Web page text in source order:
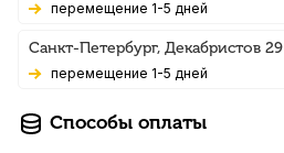
Перемещение 1-5 дней
Санкт-Петербург, Декабристов 29
Перемещение 1-5 дней
Способы оплаты